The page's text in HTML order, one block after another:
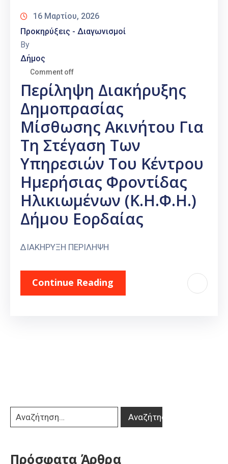
16 Μαρτίου, 2026
Προκηρύξεις - Διαγωνισμοί
By
Δήμος
Comment off
Περίληψη Διακήρυξης
Δημοπρασίας
Μίσθωσης Ακινήτου Για
Τη Στέγαση Των
Υπηρεσιών Του Κέντρου
Ημερήσιας Φροντίδας
Ηλικιωμένων (Κ.Η.Φ.Η.)
Δήμου Εορδαίας
ΔΙΑΚΗΡΥΞΗ ΠΕΡΙΛΗΨΗ
Continue Reading
Πρόσφατα Άρθρα